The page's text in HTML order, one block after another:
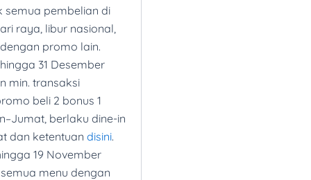
en/Campaigns/Asia/MHR-
Cek syarat dan
(Periode hingga 5
4D3N hanya
Vacation Club at
Mai Khao Phuket
hingga 31 Agustus
disini
semua pembelian di
raya, libur nasional,
promo lain.
31 Desember
min. transaksi
beli 2 bonus 1
berlaku dine-in
dan ketentuan disini.
19 November
menu dengan